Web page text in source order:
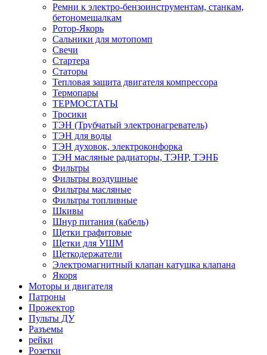
Ремни к электро-бензоинструментам, станкам,
бетономешалкам
Ротор-Якорь
Сальники для мотопомп
Свечи
Стартера
Статоры
Тепловая защита двигателя компрессора
Термопары
ТЕРМОСТАТЫ
Тросики
ТЭН (Трубчатый электронагреватель)
ТЭН для воды
ТЭН духовок, электроконфорка
ТЭН масляные радиаторы, ТЭНР, ТЭНБ
Фильтры
Фильтры воздушные
Фильтры масляные
Фильтры топливные
Шкивы
Шнур питания (кабель)
Щетки графитовые
Щетки для УШМ
Щеткодержатели
Электромагнитный клапан катушка клапана
Якоря
Моторы и двигателя
Патроны
Прожектор
Пульты ДУ
Разъемы
рейки
Розетки